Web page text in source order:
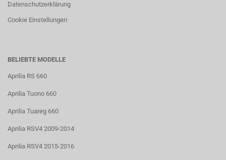
Datenschutzerklärung
Cookie Einstellungen
BELIEBTE MODELLE
Aprilia RS 660
Aprilia Tuono 660
Aprilia Tuareg 660
Aprilia RSV4 2009-2014
Aprilia RSV4 2015-2016